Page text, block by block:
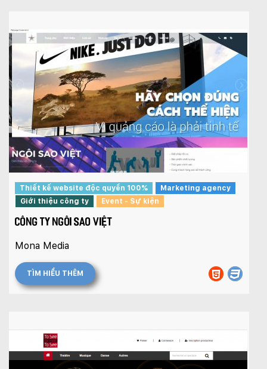
Thiết kế website độc quyền 100%
Marketing agency
Giới thiệu công ty
Event - Sự kiện
CÔNG TY NGÔI SAO VIỆT
Mona Media
TÌM HIỂU THÊM